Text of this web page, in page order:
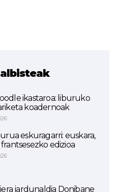
ikastaroa: liburuko
koadernoak
eskuragarri: euskara,
edizioa
jardunaldia Donibane